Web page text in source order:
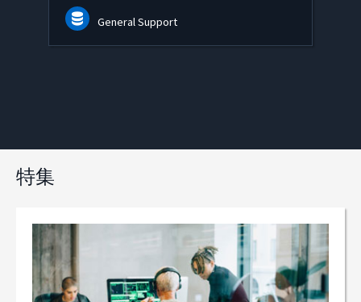
General Support
特集